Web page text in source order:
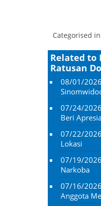
Categorised
Related to
Ratusan
08/01/2026
07/24/2026
Beri
07/22/2026
Lokasi
07/19/2026
Narkoba
07/16/2026
Anggota